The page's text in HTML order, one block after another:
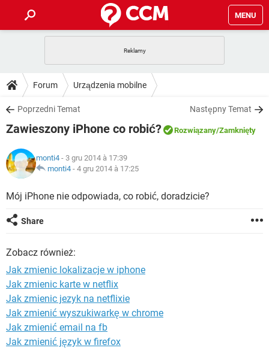
MENU
GRY WHATSAPP
SPOTIFY
INSTAGRAM FACEBOOK
WINDOWS 10
PORADY
PlayStation TIKTOK
INSTAGRAM
WINDOWS 10
DO POBRANIA
ANDROID TIKTOK
GRY
IOS
INSTAGRAM FACEBOOK
COVID-19
GRY
SPOTIFY NETFLIX
INSTAGRAM
ARTYKUŁY
COVID-19 TIKTOK
INSTAGRAM
WINDOWS 10
Forum Urządzenia mobilne
Poprzedni Temat Następny Temat
Zawieszony iPhone co robić? Rozwiązany/Zamknięty
monti4 - 3 gru 2014 à 17:39
monti4 - 4 gru 2014 à 17:25
Mój iPhone nie odpowiada, co robić, doradzicie?
Share
Zobacz również:
Jak zmienic lokalizacje w iphone
Jak zmienic karte w netflix
Jak zmienic jezyk na netflixie
Jak zmienić wyszukiwarkę w chrome
Jak zmienić email na fb
Jak zmienić język w firefox